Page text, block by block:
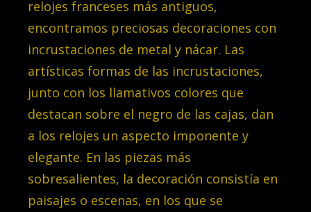
relojes franceses más antiguos,
encontramos preciosas decoraciones con
incrustaciones de metal y nácar. Las
artísticas formas de las incrustaciones,
junto con los llamativos colores que
destacan sobre el negro de las cajas, dan
a los relojes un aspecto imponente y
elegante. En las piezas más
sobresalientes, la decoración consistía en
paisajes o escenas, en los que se